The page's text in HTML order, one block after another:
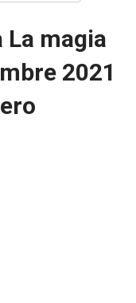
La magia
2021